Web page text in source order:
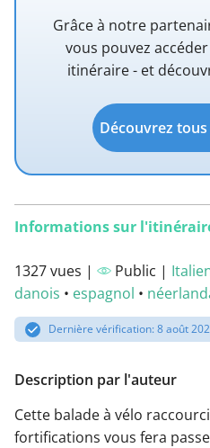
Grâce à notre
vous pouvez
itinéraire - et
Découvrez
Informations sur
1327 vues | Public |
danois • espagnol •
Dernière vérification: 8 août
Description par l'auteur
Cette balade à vélo
fortifications vous fera